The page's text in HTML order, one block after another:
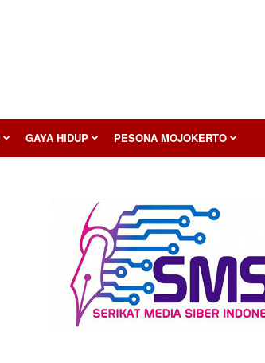
GAYA HIDUP PESONA MOJOKERTO